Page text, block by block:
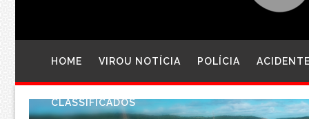
HOME VIROU NOTÍCIA POLÍCIA
CLASSIFICADOS